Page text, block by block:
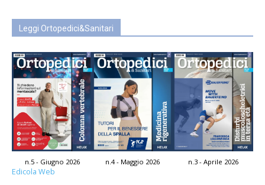
Leggi Ortopedici&Sanitari
n.5 - Giugno 2026 n.4 - Maggio 2026 n.3 - Aprile 2026
Edicola Web